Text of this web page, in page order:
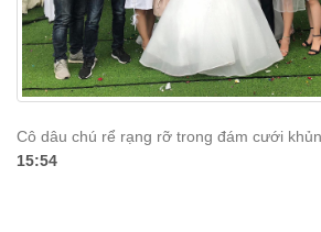
Cô dâu chú rể rạng rỡ trong đám cưới
15:54